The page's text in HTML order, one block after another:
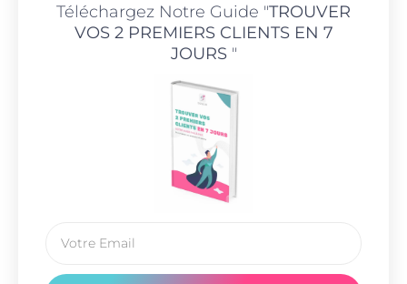
Téléchargez Notre Guide "TROUVER
VOS 2 PREMIERS CLIENTS EN 7
JOURS"